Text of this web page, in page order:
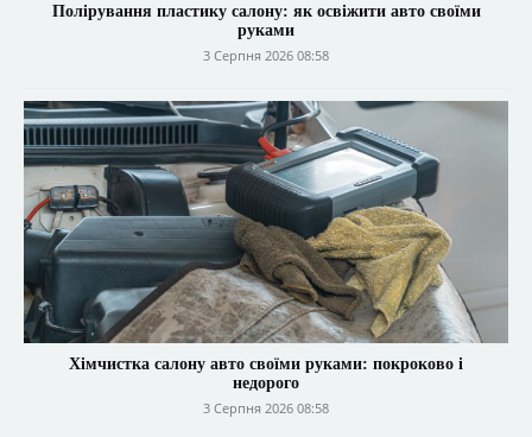
Полірування пластику салону: як освіжити авто своїми
руками
3 Серпня 2026 08:58
Хімчистка салону авто своїми руками: покроково і
недорого
3 Серпня 2026 08:58